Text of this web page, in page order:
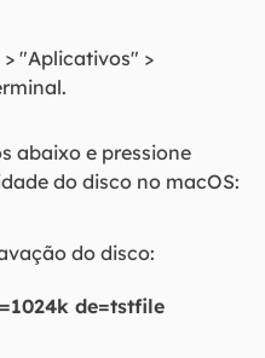
"Aplicativos" >
abaixo e pressione
do disco no macOS:
do disco:
de=tstfile